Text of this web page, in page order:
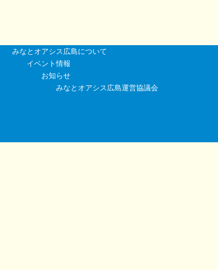
みなとオアシス広島について
イベント情報
お知らせ
みなとオアシス広島運営協議会